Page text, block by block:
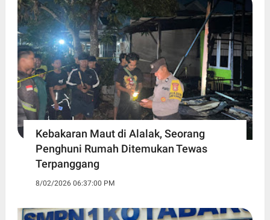
Kebakaran Maut di Alalak, Seorang
Penghuni Rumah Ditemukan Tewas
Terpanggang
8/02/2026 06:37:00 PM